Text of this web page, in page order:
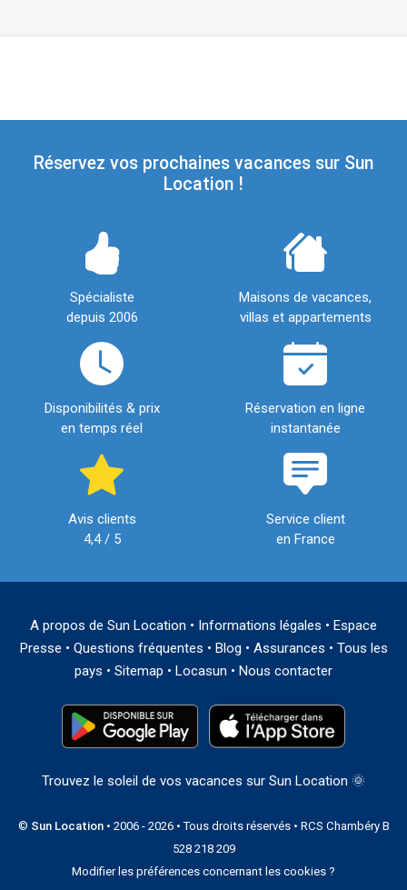
Réservez vos prochaines vacances sur Sun
Location !
Spécialiste
depuis 2006
Maisons de vacances,
villas et appartements
Disponibilités & prix
en temps réel
Réservation en ligne
instantanée
Avis clients
4,4 / 5
Service client
en France
A propos de Sun Location • Informations légales • Espace
Presse • Questions fréquentes • Blog • Assurances • Tous les
pays • Sitemap • Locasun • Nous contacter
Trouvez le soleil de vos vacances sur Sun Location 🌞
© Sun Location• 2006 - 2026 • Tous droits réservés • RCS Chambéry B
528 218 209
Modifier les préférences concernant les cookies ?